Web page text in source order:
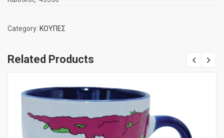
Category: ΚΟΥΠΕΣ
Related Products